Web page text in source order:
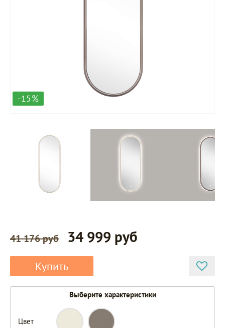
-15%
41 176 руб 34 999 руб
Купить
Выберите характеристики
Цвет